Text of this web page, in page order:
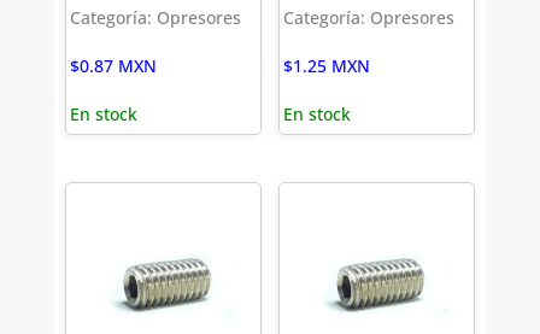
Categoría: Opresores
$0.87 MXN
En stock
Categoría: Opresores
$1.25 MXN
En stock